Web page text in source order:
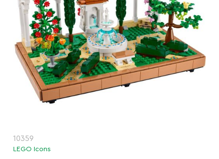
10359
LEGO Icons